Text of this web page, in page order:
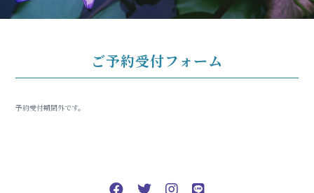
ご予約受付フォーム
予約受付期間外です。